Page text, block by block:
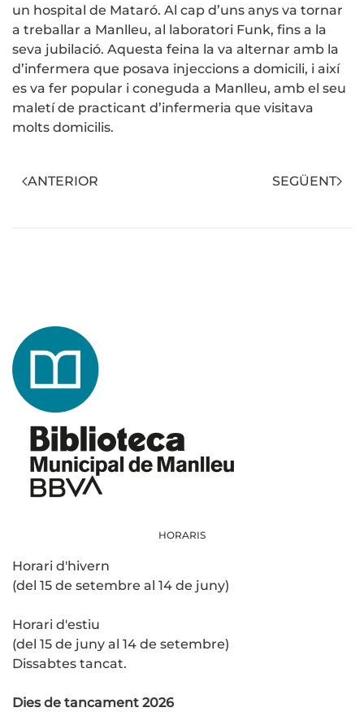
un hospital de Mataró. Al cap d’uns anys va tornar
a treballar a Manlleu, al laboratori Funk, fins a la
seva jubilació. Aquesta feina la va alternar amb la
d’infermera que posava injeccions a domicili, i així
es va fer popular i coneguda a Manlleu, amb el seu
maletí de practicant d’infermeria que visitava
molts domicilis.
ANTERIOR SEGÜENT
HORARIS
Horari d'hivern
(del 15 de setembre al 14 de juny)
Horari d'estiu
(del 15 de juny al 14 de setembre)
Dissabtes tancat.
Dies de tancament 2026